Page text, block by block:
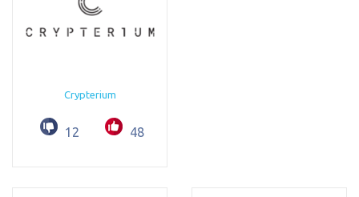
Crypterium
12 48